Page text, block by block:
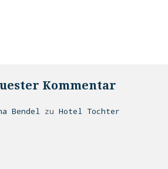
Kommentar
Bendel zuHotel Tochter